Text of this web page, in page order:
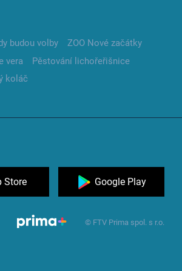
budou volby
ZOO Nové začátky
vera
Pěstování lichořeřišnice
koláč
Store Google Play
© FTV Prima spol. s r.o.